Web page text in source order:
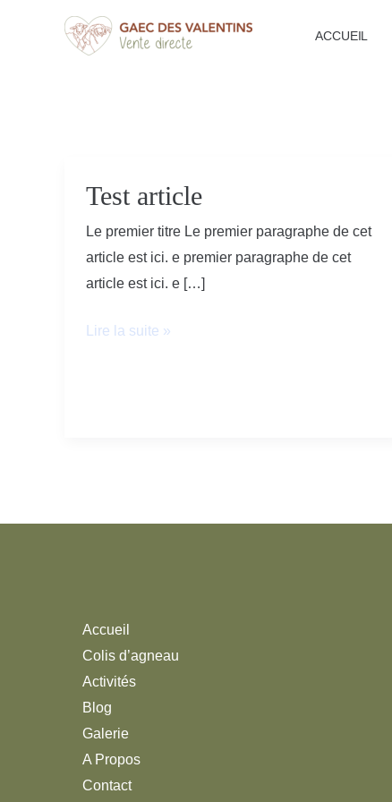
ACCUEIL
Test article
Le premier titre Le premier paragraphe de cet
article est ici. e premier paragraphe de cet
article est ici. e […]
Test
Lire la suite »
Accueil
Colis d’agneau
Activités
Blog
Galerie
A Propos
Contact